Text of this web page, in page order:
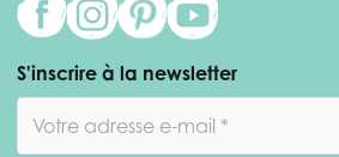
S'inscrire à la newsletter